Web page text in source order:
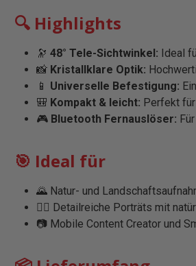
🔍 Highlights
🔭 48° Tele-Sichtwinkel: Ideal
📸 Kristallklare Optik:
📱 Universelle Befestigung:
🎒 Kompakt & leicht: Perfekt
🎮 Bluetooth Fernauslöser:
🎯 Ideal für
🌄 Natur- und
🧍‍♂️ Detailreiche Porträts mit
📷 Mobile Content Creator und